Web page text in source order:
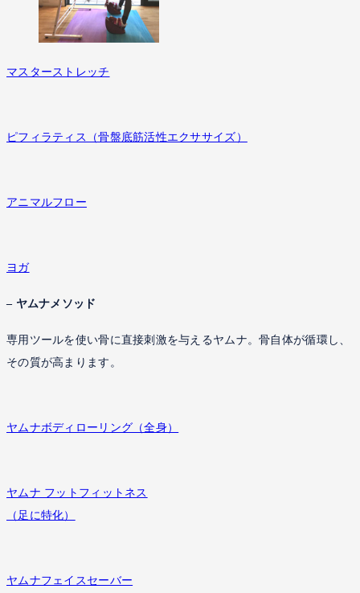
マスターストレッチ
ピフィラティス（骨盤底筋活性エクササイズ）
アニマルフロー
ヨガ
– ヤムナメソッド
専用ツールを使い骨に直接刺激を与えるヤムナ。骨自体が循環し、
その質が高まります。
ヤムナボディローリング（全身）
ヤムナ フットフィットネス
（足に特化）
ヤムナフェイスセーバー